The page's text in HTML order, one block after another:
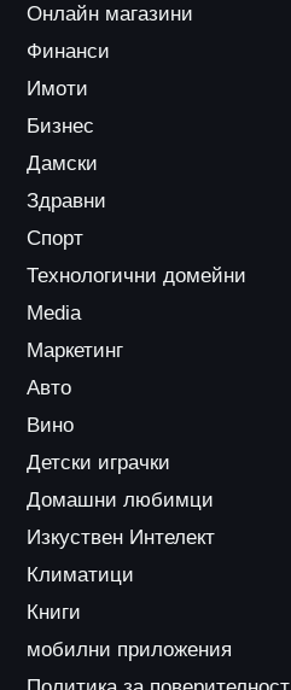
Онлайн магазини
Финанси
Имоти
Бизнес
Дамски
Здравни
Спорт
Технологични домейни
Media
Маркетинг
Авто
Вино
Детски играчки
Домашни любимци
Изкуствен Интелект
Климатици
Книги
мобилни приложения